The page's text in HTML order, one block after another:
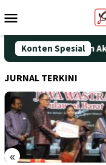
ke
Mobile
Konten Spesial
ke-25 dengan Aksi
JURNAL TERKINI
«